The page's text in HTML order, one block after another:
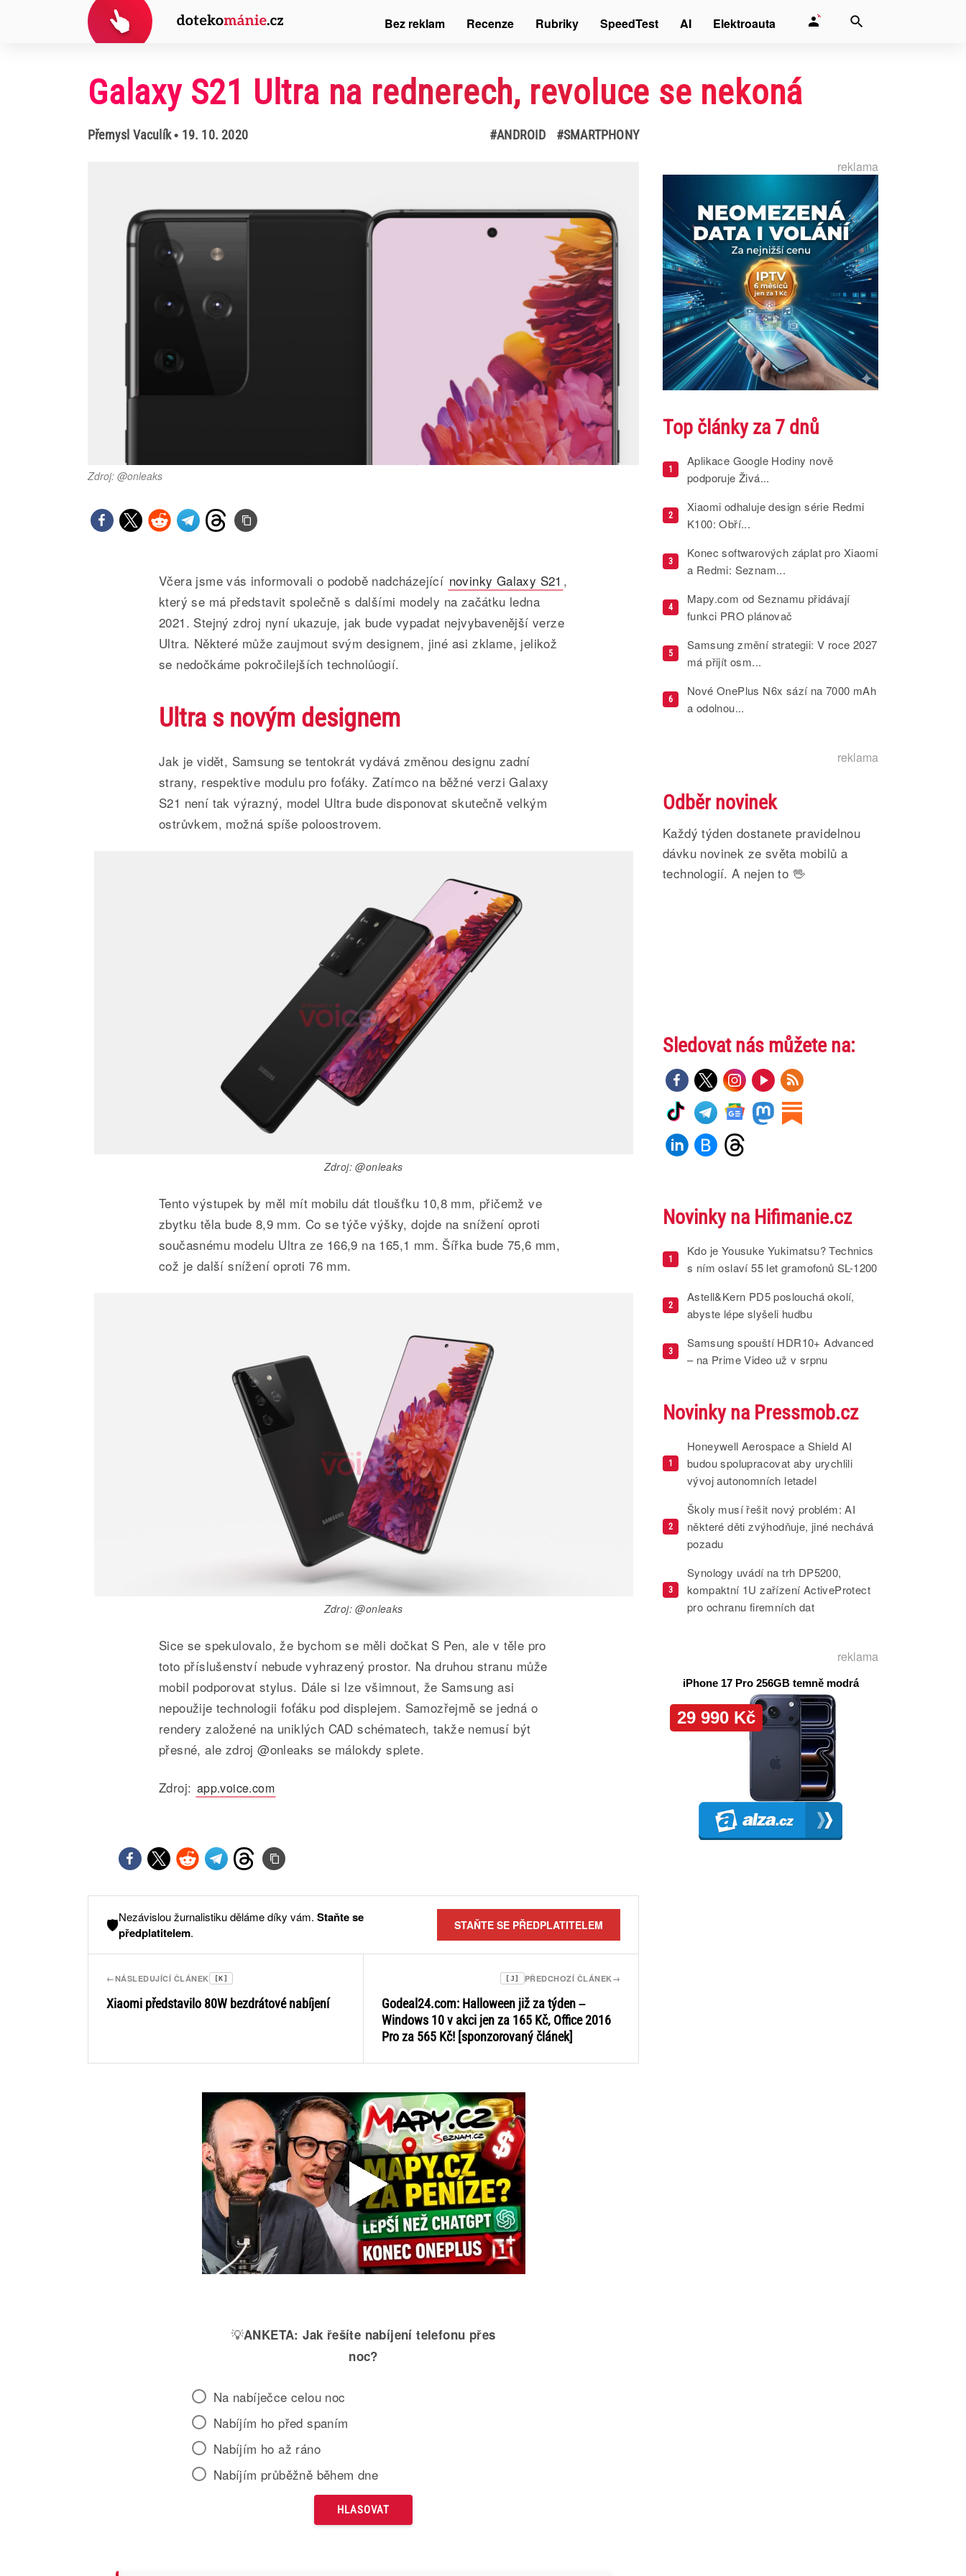
Galaxy S21 Ultra na rednerech, revoluce se nekoná
Přemysl Vaculík• 19. 10. 2020 #ANDROID #SMARTPHONY
Zdroj: @onleaks
Včera jsme vás informovali o podobě nadcházející novinky Galaxy S21 ,
který se má představit společně s dalšími modely na začátku ledna
2021. Stejný zdroj nyní ukazuje, jak bude vypadat nejvybavenější verze
Ultra. Některé může zaujmout svým designem, jiné asi zklame, jelikož
se nedočkáme pokročilejších technolůogií.
Ultra s novým designem
Jak je vidět, Samsung se tentokrát vydává změnou designu zadní
strany, respektive modulu pro foťáky. Zatímco na běžné verzi Galaxy
S21 není tak výrazný, model Ultra bude disponovat skutečně velkým
ostrůvkem, možná spíše poloostrovem.
Zdroj: @onleaks
Tento výstupek by měl mít mobilu dát tloušťku 10,8 mm, přičemž ve
zbytku těla bude 8,9 mm. Co se týče výšky, dojde na snížení oproti
současnému modelu Ultra ze 166,9 na 165,1 mm. Šířka bude 75,6 mm,
což je další snížení oproti 76 mm.
Zdroj: @onleaks
Sice se spekulovalo, že bychom se měli dočkat S Pen, ale v těle pro
toto příslušenství nebude vyhrazený prostor. Na druhou stranu může
mobil podporovat stylus. Dále si lze všimnout, že Samsung asi
nepoužije technologii foťáku pod displejem. Samozřejmě se jedná o
rendery založené na uniklých CAD schématech, takže nemusí být
přesné, ale zdroj @onleaks se málokdy splete.
Zdroj: app.voice.com
🛡️Nezávislou žurnalistiku děláme díky vám. Staňte se
předplatitelem. STAŇTE SE PŘEDPLATITELEM
←NÁSLEDUJÍCÍ ČLÁNEK [K]
Xiaomi představilo 80W bezdrátové nabíjení
→
PŘEDCHOZÍ ČLÁNEK
[J]
Godeal24.com: Halloween již za týden –
Windows 10 v akci jen za 165 Kč, Office 2016
Pro za 565 Kč! [sponzorovaný článek]
💡ANKETA: Jak řešíte nabíjení telefonu přes
noc?
Na nabíječce celou noc
Nabíjím ho před spaním
Nabíjím ho až ráno
Nabíjím průběžně během dne
reklama
Top články za 7 dnů
1
Aplikace Google Hodiny nově
podporuje Živá...
2
Xiaomi odhaluje design série Redmi
K100: Obří...
3
Konec softwarových záplat pro Xiaomi
a Redmi: Seznam...
4
Mapy.com od Seznamu přidávají
funkci PRO plánovač
5
Samsung změní strategii: V roce 2027
má přijít osm...
6
Nové OnePlus N6x sází na 7000 mAh
a odolnou...
reklama
Odběr novinek
Každý týden dostanete pravidelnou
dávku novinek ze světa mobilů a
technologií. A nejen to 🖖
Sledovat nás můžete na:
Novinky na Hifimanie.cz
1
Kdo je Yousuke Yukimatsu? Technics
s ním oslaví 55 let gramofonů SL-1200
2
Astell&Kern PD5 poslouchá okolí,
abyste lépe slyšeli hudbu
3
Samsung spouští HDR10+ Advanced
– na Prime Video už v srpnu
Novinky na Pressmob.cz
1
Honeywell Aerospace a Shield AI
budou spolupracovat aby urychlili
vývoj autonomních letadel
2
Školy musí řešit nový problém: AI
některé děti zvýhodňuje, jiné nechává
pozadu
3
Synology uvádí na trh DP5200,
kompaktní 1U zařízení ActiveProtect
pro ochranu firemních dat
reklama
Bez reklam Recenze Rubriky SpeedTest AI Elektroauta